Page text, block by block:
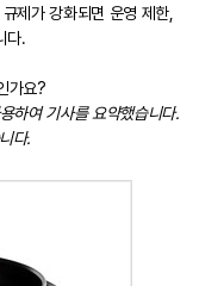
제가 강화되면 운영 제한,
다.
가요?
하여 기사를 요약했습니다.
다.